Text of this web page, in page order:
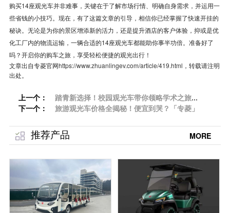
购买14座观光车并非难事，关键在于了解市场行情、明确自身需求，并运用一
些省钱的小技巧。现在，有了这篇文章的引导，相信你已经掌握了快速开挂的
秘诀。无论是为你的景区增添新的活力，还是提升酒店的客户体验，抑或是优
化工厂内的物流运输，一辆合适的14座观光车都能助你事半功倍。准备好了
吗？开启你的购车之旅，享受轻松便捷的观光出行！
文章出自专菱官网https://www.zhuanlingev.com/article/419.html ，转载请注明
出处。
上一个：
踏青新选择！校园观光车带你领略学术之旅
「专菱」
下一个： 旅游观光车价格全揭秘！便宜到哭？「专菱」
推荐产品 MORE